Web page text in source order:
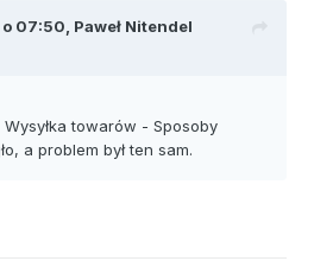
07:50, Paweł Nitendel
towarów - Sposoby
a problem był ten sam.